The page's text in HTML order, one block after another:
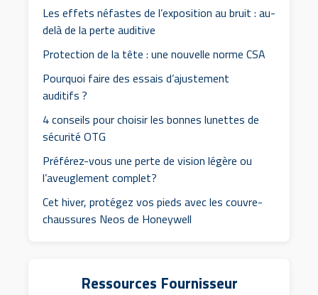
Les effets néfastes de l’exposition au bruit : au-
delà de la perte auditive
Protection de la tête : une nouvelle norme CSA
Pourquoi faire des essais d’ajustement
auditifs ?
4 conseils pour choisir les bonnes lunettes de
sécurité OTG
Préférez-vous une perte de vision légère ou
l’aveuglement complet?
Cet hiver, protégez vos pieds avec les couvre-
chaussures Neos de Honeywell
Ressources Fournisseur